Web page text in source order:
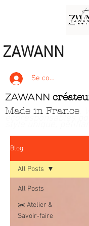
ZAWANN
Se connecter
ZAWANN
Made in France
Blog
All Posts
✂️ Atelier &
Savoir‑faire
All Posts